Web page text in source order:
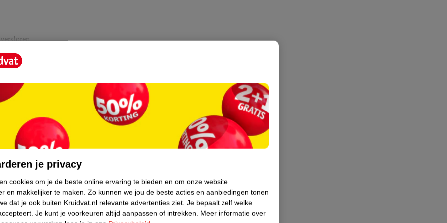
van roodheid en irritatie
zichtbaar te verhelderen
daarna af met water. Vermijd contact met
huid die extra ondersteuning nodig
en in balans te houden, zodat je
je privacy
cookies om je de beste online ervaring te bieden en om onze website
en makkelijker te maken. Zo kunnen we jou de beste acties en aanbiedingen tonen
dat je ook buiten Kruidvat.nl relevante advertenties ziet. Je bepaalt zelf welke
Je kunt je voorkeuren altijd aanpassen of intrekken. Meer informatie over